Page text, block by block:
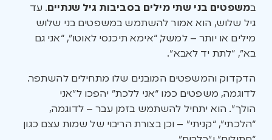
במשפטים בני שתי מילים בסביבות גיל שנתיים. עד
גיל שלוש, הוא אמור להשתמש במשפטים בני שלוש
מילים או יותר – למשל, “אימא תיכנסי לאוטו”, “אני גם
בא”, “לתת יד לאבא”.
הדקדוק והמשפטים המובנים שלו מתחילים להשתפר.
לדוגמה, משפטים כמו “אני ללכת” יהפכו ל”אני
הולך”. הוא יתחיל להשתמש בזמן עבר – לדוגמה,
“הלכתי”, “קניתי” – וכן בצורת הריבוי של שמות עצם כגון